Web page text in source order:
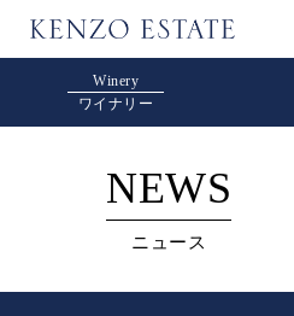
Winery
ワイナリー
NEWS
ニュース